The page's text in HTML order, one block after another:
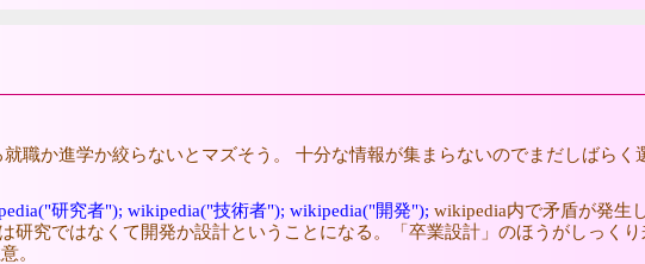
職か進学か絞らないとマズそう。 十分な情報が集まらないのでまだしばら
研究者"); wikipedia("技術者"); wikipedia("開発"); wikipedia内で矛盾が発生
研究ではなくて開発か設計ということになる。「卒業設計」のほうがしっく
。